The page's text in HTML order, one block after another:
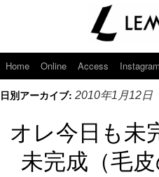
Home Online Access Instagram
日別アーカイブ: 2010年1月12日
オレ今日も
未完成（毛